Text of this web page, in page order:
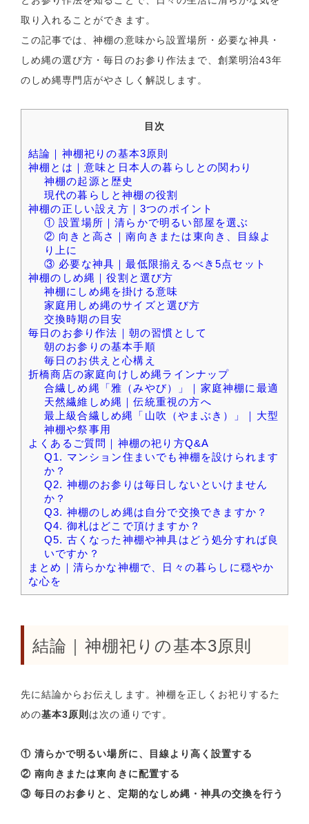
取り入れることができます。
この記事では、神棚の意味から設置場所・必要な神具・
しめ縄の選び方・毎日のお参り作法まで、創業明治43年
のしめ縄専門店がやさしく解説します。
目次
結論｜神棚祀りの基本3原則
神棚とは｜意味と日本人の暮らしとの関わり
神棚の起源と歴史
現代の暮らしと神棚の役割
神棚の正しい設え方｜3つのポイント
① 設置場所｜清らかで明るい部屋を選ぶ
② 向きと高さ｜南向きまたは東向き、目線よ
り上に
③ 必要な神具｜最低限揃えるべき5点セット
神棚のしめ縄｜役割と選び方
神棚にしめ縄を掛ける意味
家庭用しめ縄のサイズと選び方
交換時期の目安
毎日のお参り作法｜朝の習慣として
朝のお参りの基本手順
毎日のお供えと心構え
折橋商店の家庭向けしめ縄ラインナップ
合繊しめ縄「雅（みやび）」｜家庭神棚に最適
天然繊維しめ縄｜伝統重視の方へ
最上級合繊しめ縄「山吹（やまぶき）」｜大型
神棚や祭事用
よくあるご質問｜神棚の祀り方Q&A
Q1. マンション住まいでも神棚を設けられます
か？
Q2. 神棚のお参りは毎日しないといけません
か？
Q3. 神棚のしめ縄は自分で交換できますか？
Q4. 御札はどこで頂けますか？
Q5. 古くなった神棚や神具はどう処分すれば良
いですか？
まとめ｜清らかな神棚で、日々の暮らしに穏やか
な心を
結論｜神棚祀りの基本3原則
先に結論からお伝えします。神棚を正しくお祀りするた
めの基本3原則 は次の通りです。
① 清らかで明るい場所に、目線より高く設置する
② 南向きまたは東向きに配置する
③ 毎日のお参りと、定期的なしめ縄・神具の交換を行う